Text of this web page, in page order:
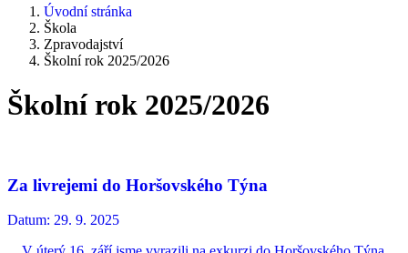
Úvodní stránka
Škola
Zpravodajství
Školní rok 2025/2026
Školní rok 2025/2026
Za livrejemi do Horšovského Týna
Datum: 29. 9. 2025